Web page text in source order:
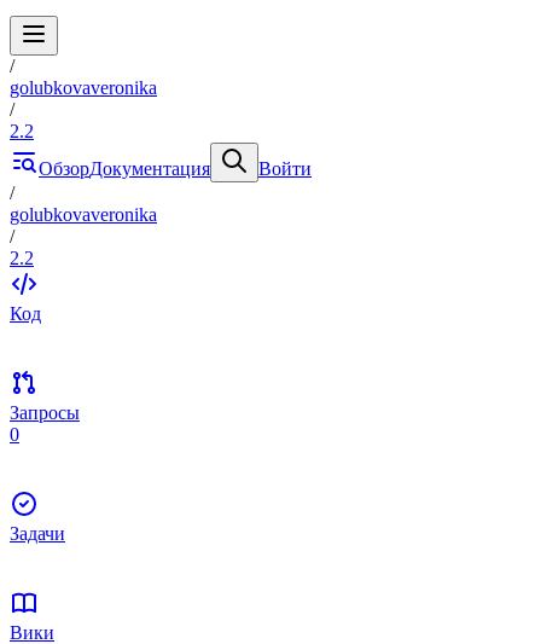
/
golubkovaveronika
/
2.2
ОбзорДокументация
Войти
/
golubkovaveronika
/
2.2
Код
Запросы
0
Задачи
Вики